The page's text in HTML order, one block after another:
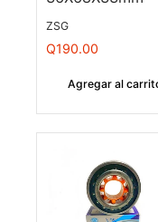
ZSG
Q190.00
Agregar al